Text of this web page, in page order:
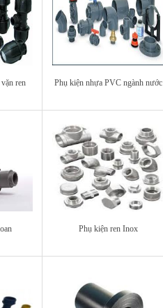
ren Phụ kiện nhựa PVC ngành nước
Phụ kiện ren Inox